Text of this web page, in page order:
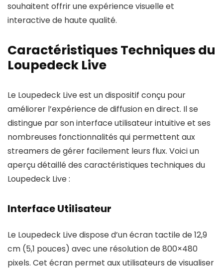
souhaitent offrir une expérience visuelle et
interactive de haute qualité.
Caractéristiques Techniques du
Loupedeck Live
Le Loupedeck Live est un dispositif conçu pour
améliorer l’expérience de diffusion en direct. Il se
distingue par son interface utilisateur intuitive et ses
nombreuses fonctionnalités qui permettent aux
streamers de gérer facilement leurs flux. Voici un
aperçu détaillé des caractéristiques techniques du
Loupedeck Live :
Interface Utilisateur
Le Loupedeck Live dispose d’un écran tactile de 12,9
cm (5,1 pouces) avec une résolution de 800×480
pixels. Cet écran permet aux utilisateurs de visualiser